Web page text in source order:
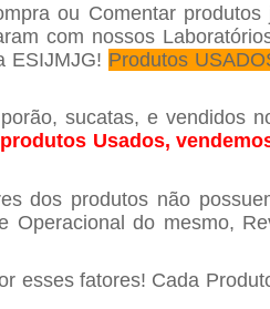
ou Comentar produtos
com nossos
ESIJMJG! Produtos
sucatas, e vendidos
Usados,
dos produtos não
do mesmo,
esses fatores! Cada